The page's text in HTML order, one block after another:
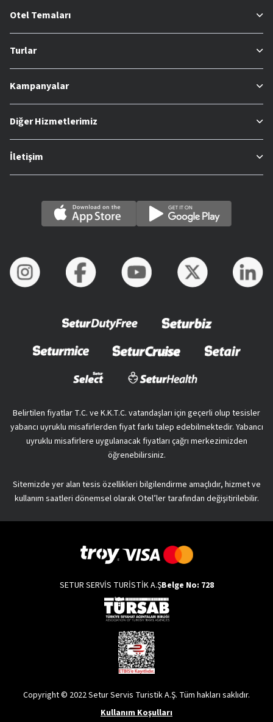
Otel Temaları
Turlar
Kampanyalar
Diğer Hizmetlerimiz
İletişim
Belirtilen fiyatlar T.C. ve K.K.T.C. vatandaşları için geçerli olup tesisler
yabancı uyruklu misafirlerden fiyat farkı talep edebilmektedir. Yabancı
uyruklu misafirlere uygulanacak fiyatları çağrı merkezimizden
öğrenebilirsiniz.
Sitemizde yer alan tesis özellikleri bilgilendirme amaçlıdır, hizmet ve
kullanım saatleri dönemsel olarak Otel’ler tarafından değişitirilebilir.
SETUR SERVİS TURİSTİK A.ŞBelge No: 728
Copyright © 2022 Setur Servis Turistik A.Ş. Tüm hakları saklıdır.
Kullanım Koşulları